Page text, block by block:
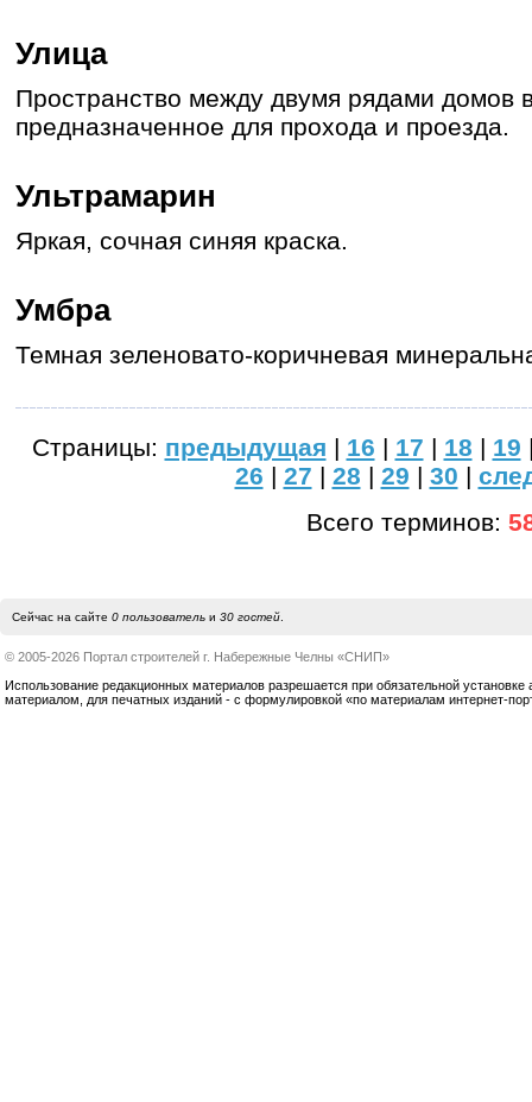
Улица
Пространство между двумя рядами домов
предназначенное для прохода и проезда.
Ультрамарин
Яркая, сочная синяя краска.
Умбра
Темная зеленовато-коричневая
Страницы: предыдущая | 16 | 17 | 18 | 19
26 | 27 | 28 | 29 | 30 |
Всего терминов:
Сейчас на сайте 0 пользовательи 30 гостей.
© 2005-2026 Портал строителей г. Набережные Челны «СНИП»
Использование редакционных материалов разрешается при обязательной установке
материалом, для печатных изданий - с формулировкой «по материалам интернет-